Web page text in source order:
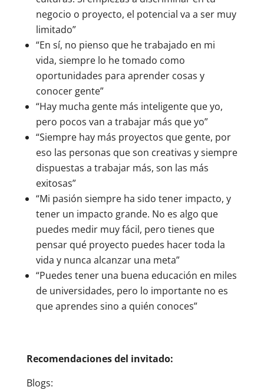
negocio o proyecto, el potencial va a ser muy
limitado”
“En sí, no pienso que he trabajado en mi
vida, siempre lo he tomado como
oportunidades para aprender cosas y
conocer gente”
“Hay mucha gente más inteligente que yo,
pero pocos van a trabajar más que yo”
“Siempre hay más proyectos que gente, por
eso las personas que son creativas y siempre
dispuestas a trabajar más, son las más
exitosas”
“Mi pasión siempre ha sido tener impacto, y
tener un impacto grande. No es algo que
puedes medir muy fácil, pero tienes que
pensar qué proyecto puedes hacer toda la
vida y nunca alcanzar una meta”
“Puedes tener una buena educación en miles
de universidades, pero lo importante no es
que aprendes sino a quién conoces”
Recomendaciones del invitado:
Blogs: